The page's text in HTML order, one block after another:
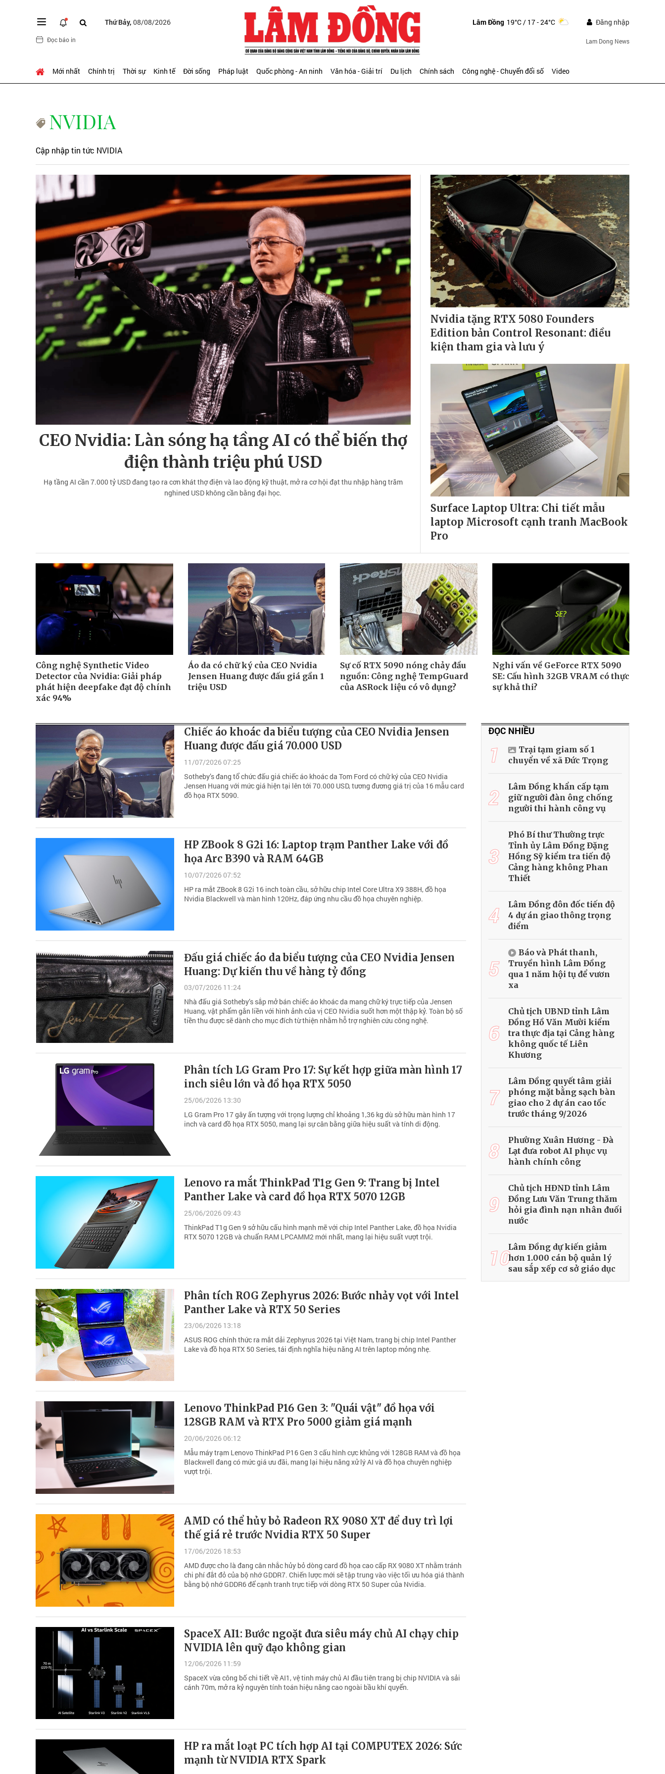
Thứ Bảy, 08/08/2026
Đọc báo in
Lâm Đồng 19°C/ 17 - 24°C Đăng nhập
Lam Dong News
Mới nhất Chính trị Thời sự Kinh tế Đời sống Pháp luật Quốc phòng - An ninh Văn hóa - Giải trí Du lịch Chính sách Công nghệ - Chuyển đổi số Video
NVIDIA
Cập nhập tin tức NVIDIA
CEO Nvidia: Làn sóng hạ tầng AI có thể biến thợ
điện thành triệu phú USD
Hạ tầng AI cần 7.000 tỷ USD đang tạo ra cơn khát thợ điện và lao động kỹ thuật, mở ra cơ hội đạt thu nhập hàng trăm
nghined USD không cần bằng đại học.
Nvidia tặng RTX 5080 Founders
Edition bản Control Resonant: điều
kiện tham gia và lưu ý
Surface Laptop Ultra: Chi tiết mẫu
laptop Microsoft cạnh tranh MacBook
Pro
Công nghệ Synthetic Video
Detector của Nvidia: Giải pháp
phát hiện deepfake đạt độ chính
xác 94%
Áo da có chữ ký của CEO Nvidia
Jensen Huang được đấu giá gần 1
triệu USD
Sự cố RTX 5090 nóng chảy đầu
nguồn: Công nghệ TempGuard
của ASRock liệu có vô dụng?
Nghi vấn về GeForce RTX 5090
SE: Cấu hình 32GB VRAM có thực
sự khả thi?
Chiếc áo khoác da biểu tượng của CEO Nvidia Jensen
Huang được đấu giá 70.000 USD
11/07/2026 07:25
Sotheby’s đang tổ chức đấu giá chiếc áo khoác da Tom Ford có chữ ký của CEO Nvidia
Jensen Huang với mức giá hiện tại lên tới 70.000 USD, tương đương giá trị của 16 mẫu card
đồ họa RTX 5090.
HP ZBook 8 G2i 16: Laptop trạm Panther Lake với đồ
họa Arc B390 và RAM 64GB
10/07/2026 07:52
HP ra mắt ZBook 8 G2i 16 inch toàn cầu, sở hữu chip Intel Core Ultra X9 388H, đồ họa
Nvidia Blackwell và màn hình 120Hz, đáp ứng nhu cầu đồ họa chuyên nghiệp.
Đấu giá chiếc áo da biểu tượng của CEO Nvidia Jensen
Huang: Dự kiến thu về hàng tỷ đồng
03/07/2026 11:24
Nhà đấu giá Sotheby’s sắp mở bán chiếc áo khoác da mang chữ ký trực tiếp của Jensen
Huang, vật phẩm gắn liền với hình ảnh của vị CEO Nvidia suốt hơn một thập kỷ. Toàn bộ số
tiền thu được sẽ dành cho mục đích từ thiện nhằm hỗ trợ nghiên cứu công nghệ.
Phân tích LG Gram Pro 17: Sự kết hợp giữa màn hình 17
inch siêu lớn và đồ họa RTX 5050
25/06/2026 13:30
LG Gram Pro 17 gây ấn tượng với trọng lượng chỉ khoảng 1,36 kg dù sở hữu màn hình 17
inch và card đồ họa RTX 5050, mang lại sự cân bằng giữa hiệu suất và tính di động.
Lenovo ra mắt ThinkPad T1g Gen 9: Trang bị Intel
Panther Lake và card đồ họa RTX 5070 12GB
25/06/2026 09:43
ThinkPad T1g Gen 9 sở hữu cấu hình mạnh mẽ với chip Intel Panther Lake, đồ họa Nvidia
RTX 5070 12GB và chuẩn RAM LPCAMM2 mới nhất, mang lại hiệu suất vượt trội.
Phân tích ROG Zephyrus 2026: Bước nhảy vọt với Intel
Panther Lake và RTX 50 Series
23/06/2026 13:18
ASUS ROG chính thức ra mắt dải Zephyrus 2026 tại Việt Nam, trang bị chip Intel Panther
Lake và đồ họa RTX 50 Series, tái định nghĩa hiệu năng AI trên laptop mỏng nhẹ.
Lenovo ThinkPad P16 Gen 3: "Quái vật" đồ họa với
128GB RAM và RTX Pro 5000 giảm giá mạnh
20/06/2026 06:12
Mẫu máy trạm Lenovo ThinkPad P16 Gen 3 cấu hình cực khủng với 128GB RAM và đồ họa
Blackwell đang có mức giá ưu đãi, mang lại hiệu năng xử lý AI và đồ họa chuyên nghiệp
vượt trội.
AMD có thể hủy bỏ Radeon RX 9080 XT để duy trì lợi
thế giá rẻ trước Nvidia RTX 50 Super
17/06/2026 18:53
AMD được cho là đang cân nhắc hủy bỏ dòng card đồ họa cao cấp RX 9080 XT nhằm tránh
chi phí đắt đỏ của bộ nhớ GDDR7. Chiến lược mới sẽ tập trung vào việc tối ưu hóa giá thành
bằng bộ nhớ GDDR6 để cạnh tranh trực tiếp với dòng RTX 50 Super của Nvidia.
SpaceX AI1: Bước ngoặt đưa siêu máy chủ AI chạy chip
NVIDIA lên quỹ đạo không gian
12/06/2026 11:59
SpaceX vừa công bố chi tiết về AI1, vệ tinh máy chủ AI đầu tiên trang bị chip NVIDIA và sải
cánh 70m, mở ra kỷ nguyên tính toán hiệu năng cao ngoài bầu khí quyển.
HP ra mắt loạt PC tích hợp AI tại COMPUTEX 2026: Sức
mạnh từ NVIDIA RTX Spark
ĐỌC NHIỀU
1
Trại tạm giam số 1
chuyển về xã Đức Trọng
2
Lâm Đồng khẩn cấp tạm
giữ người đàn ông chống
người thi hành công vụ
3
Phó Bí thư Thường trực
Tỉnh ủy Lâm Đồng Đặng
Hồng Sỹ kiểm tra tiến độ
Cảng hàng không Phan
Thiết
4
Lâm Đồng đôn đốc tiến độ
4 dự án giao thông trọng
điểm
5
Báo và Phát thanh,
Truyền hình Lâm Đồng
qua 1 năm hội tụ để vươn
xa
6
Chủ tịch UBND tỉnh Lâm
Đồng Hồ Văn Mười kiểm
tra thực địa tại Cảng hàng
không quốc tế Liên
Khương
7
Lâm Đồng quyết tâm giải
phóng mặt bằng sạch bàn
giao cho 2 dự án cao tốc
trước tháng 9/2026
8
Phường Xuân Hương - Đà
Lạt đưa robot AI phục vụ
hành chính công
9
Chủ tịch HĐND tỉnh Lâm
Đồng Lưu Văn Trung thăm
hỏi gia đình nạn nhân đuối
nước
10Lâm Đồng dự kiến giảm
hơn 1.000 cán bộ quản lý
sau sắp xếp cơ sở giáo dục